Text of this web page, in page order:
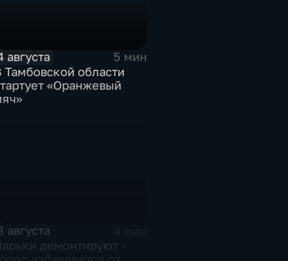
августа
5 мин
Тамбовской области
«Оранжевый
августа
демонтируют -